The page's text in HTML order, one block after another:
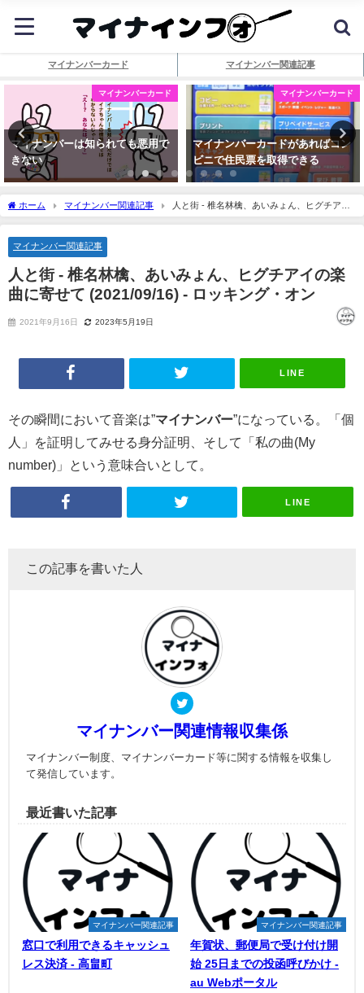
マイナンバーカード マイナンバー関連記事
マイナンバーカード
マイナンバーは知られても悪用で
きない
マイナンバーカード
マイナンバーカードがあればコン
ビニで住民票を取得できる
ホーム マイナンバー関連記事
人と街 - 椎名林檎、あいみょん、ヒグチアイ
の楽曲に寄せて (2021/09/16) - ロッキング・オン
マイナンバー関連記事
人と街 - 椎名林檎、あいみょん、ヒグチアイの楽
曲に寄せて (2021/09/16) - ロッキング・オン
2021年9月16日 2023年5月19日
LINE
その瞬間において音楽は”マイナンバー”になっている。「個
人」を証明してみせる身分証明、そして「私の曲(My
number)」という意味合いとして。
LINE
この記事を書いた人
マイナンバー関連情報収集係
マイナンバー制度、マイナンバーカード等に関する情報を収集し
て発信しています。
最近書いた記事
マイナンバー関連記事
窓口で利用できるキャッシュ
レス決済 - 高畠町
マイナンバー関連記事
年賀状、郵便局で受け付け開
始 25日までの投函呼びかけ -
au Webポータル